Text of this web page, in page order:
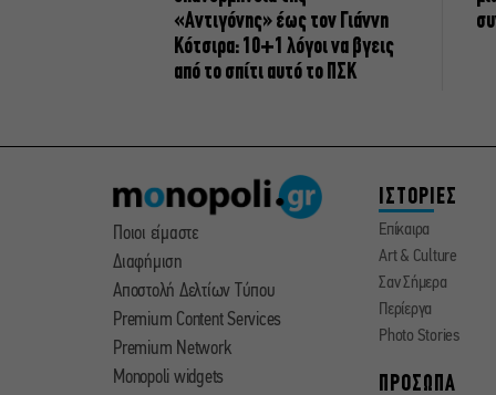
«Αντιγόνης» έως τον Γιάννη
Κότσιρα: 10+1 λόγοι να βγεις
από το σπίτι αυτό το ΠΣΚ
Ποιοι είμαστε
Διαφήμιση
Αποστολή Δελτίων Τύπου
Premium Content Services
Premium Network
Monopoli widgets
ΙΣΤΟΡΙΕΣ
Επίκαιρα
Art & Culture
Σαν Σήμερα
Περίεργα
Photo Stories
ΠΡΟΣΩΠΑ